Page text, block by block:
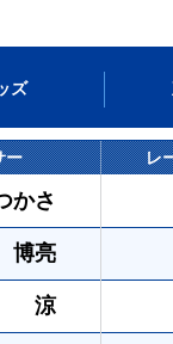
ズ
ー レ
かさ
亮
涼